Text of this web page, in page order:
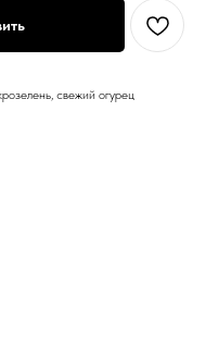
свежий огурец